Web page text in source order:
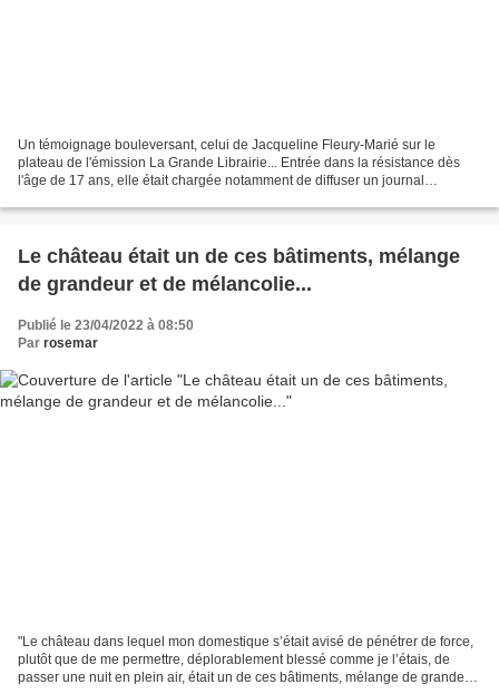
Un témoignage bouleversant, celui de Jacqueline Fleury-Marié sur le
plateau de l'émission La Grande Librairie... Entrée dans la résistance dès
l'âge de 17 ans, elle était chargée notamment de diffuser un journal
Le château était un de ces bâtiments, mélange
de grandeur et de mélancolie...
Publié le 23/04/2022 à 08:50
Par rosemar
"Le château dans lequel mon domestique s’était avisé de pénétrer de force,
plutôt que de me permettre, déplorablement blessé comme je l’étais, de
passer une nuit en plein air, était un de ces bâtiments, mélange de grandeur